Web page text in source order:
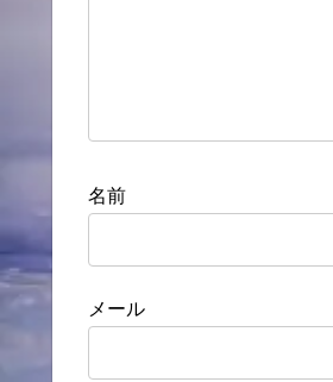
名前
メール